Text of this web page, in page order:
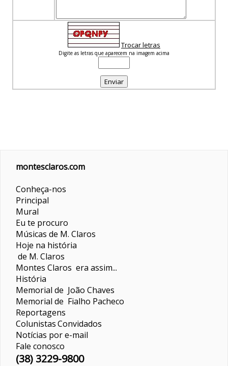
Trocar letras
Digite as letras que aparecem na imagem acima
montesclaros.com
Conheça-nos
Principal
Mural
Eu te procuro
Músicas de M. Claros
Hoje na história
de M. Claros
Montes Claros era assim...
História
Memorial de João Chaves
Memorial de Fialho Pacheco
Reportagens
ColunistasConvidados
Notícias por e-mail
Fale conosco
(38) 3229-9800